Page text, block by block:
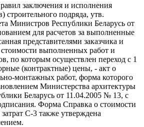
заключения и исполнения
строительного подряда, утв.
Министров Республики Беларусь от
для расчетов за выполненные
представителями заказчика и
выполненных работ и
по которым осуществлен переход с 1
(контрактные) цены, - акт о
монтажных работ, форма которого
Министерства архитектуры
Беларусь от 11.04.2005 № 13, с
Форма Справка о стоимости
С-3 также утверждена